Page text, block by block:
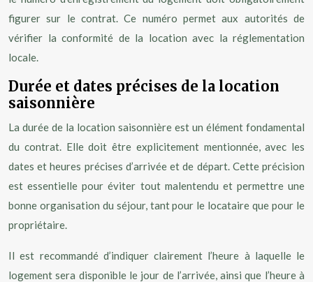
figurer sur le contrat. Ce numéro permet aux autorités de
vérifier la conformité de la location avec la réglementation
locale.
Durée et dates précises de la location
saisonnière
La durée de la location saisonnière est un élément fondamental
du contrat. Elle doit être explicitement mentionnée, avec les
dates et heures précises d’arrivée et de départ. Cette précision
est essentielle pour éviter tout malentendu et permettre une
bonne organisation du séjour, tant pour le locataire que pour le
propriétaire.
Il est recommandé d’indiquer clairement l’heure à laquelle le
logement sera disponible le jour de l’arrivée, ainsi que l’heure à